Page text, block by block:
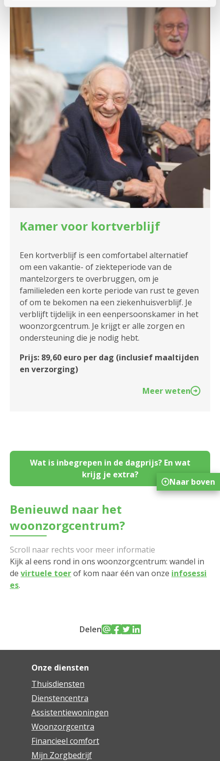
Kamer voor kortverblijf
Een kortverblijf is een comfortabel alternatief
om een vakantie- of ziekteperiode van de
mantelzorgers te overbruggen, om je
familieleden een korte periode van rust te geven
of om te bekomen na een ziekenhuisverblijf. Je
verblijft tijdelijk in een eenpersoonskamer in het
woonzorgcentrum. Je krijgt er alle zorgen en
ondersteuning die je nodig hebt.
Prijs: 89,60 euro per dag (inclusief maaltijden
en verzorging)
Meer weten
Wat is inbegrepen in de dagprijs? En wat
krijg je extra?
Benieuwd naar het
woonzorgcentrum?
Kijk al eens rond in ons woonzorgcentrum: wandel in
de virtuele toerof kom naar één van onze infosessi
es.
Delen
Onze diensten
Thuisdiensten
Dienstencentra
Assistentiewoningen
Woonzorgcentra
Financieel comfort
Mijn Zorgbedrijf
Naar boven